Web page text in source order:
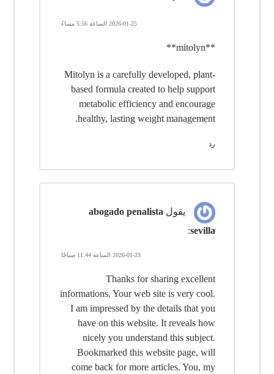
2026-01-25 الساعة 5:56 مساءً
**mitolyn**
Mitolyn is a carefully developed, plant-
based formula created to help support
metabolic efficiency and encourage
healthy, lasting weight management.
رد
يقول abogado penalista
sevilla
:
2026-01-23 الساعة 11:44 صباحًا
Thanks for sharing excellent
informations. Your web site is very cool.
I am impressed by the details that you
have on this website. It reveals how
nicely you understand this subject.
Bookmarked this website page, will
come back for more articles. You, my